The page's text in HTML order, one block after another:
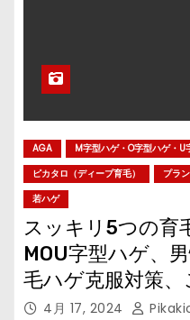
AGA M字型ハゲ・O字型ハゲ・U
ピカタロ（ディープ育毛）
プラ
若ハゲ
スッキリ5つの育
MOU字型ハゲ、
毛ハゲ克服対策
キンヘッド
4月 17, 2024